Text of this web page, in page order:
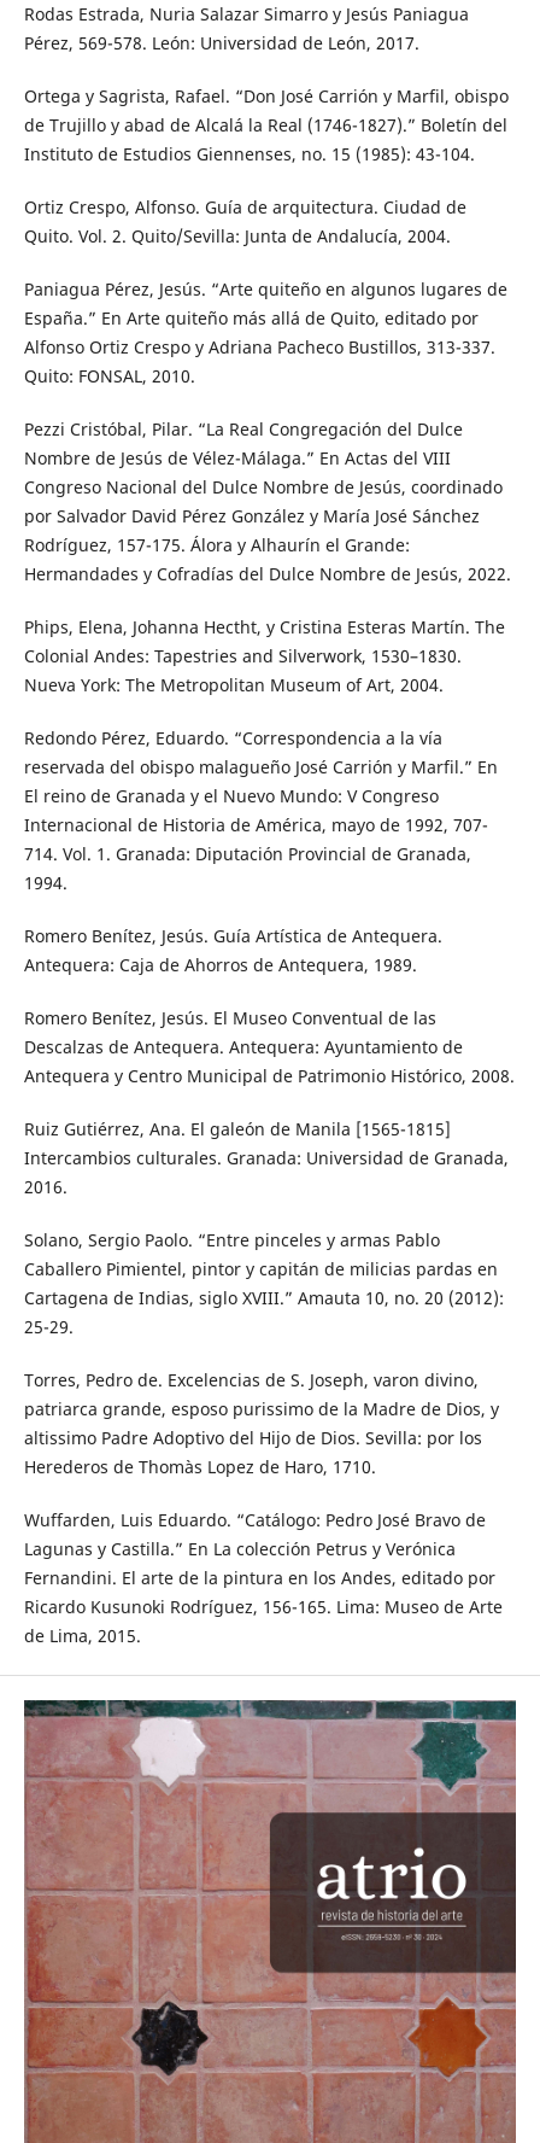
Rodas Estrada, Nuria Salazar Simarro y Jesús Paniagua
Pérez, 569-578. León: Universidad de León, 2017.
Ortega y Sagrista, Rafael. “Don José Carrión y Marfil, obispo
de Trujillo y abad de Alcalá la Real (1746-1827).” Boletín del
Instituto de Estudios Giennenses, no. 15 (1985): 43-104.
Ortiz Crespo, Alfonso. Guía de arquitectura. Ciudad de
Quito. Vol. 2. Quito/Sevilla: Junta de Andalucía, 2004.
Paniagua Pérez, Jesús. “Arte quiteño en algunos lugares de
España.” En Arte quiteño más allá de Quito, editado por
Alfonso Ortiz Crespo y Adriana Pacheco Bustillos, 313-337.
Quito: FONSAL, 2010.
Pezzi Cristóbal, Pilar. “La Real Congregación del Dulce
Nombre de Jesús de Vélez-Málaga.” En Actas del VIII
Congreso Nacional del Dulce Nombre de Jesús, coordinado
por Salvador David Pérez González y María José Sánchez
Rodríguez, 157-175. Álora y Alhaurín el Grande:
Hermandades y Cofradías del Dulce Nombre de Jesús, 2022.
Phips, Elena, Johanna Hectht, y Cristina Esteras Martín. The
Colonial Andes: Tapestries and Silverwork, 1530–1830.
Nueva York: The Metropolitan Museum of Art, 2004.
Redondo Pérez, Eduardo. “Correspondencia a la vía
reservada del obispo malagueño José Carrión y Marfil.” En
El reino de Granada y el Nuevo Mundo: V Congreso
Internacional de Historia de América, mayo de 1992, 707-
714. Vol. 1. Granada: Diputación Provincial de Granada,
1994.
Romero Benítez, Jesús. Guía Artística de Antequera.
Antequera: Caja de Ahorros de Antequera, 1989.
Romero Benítez, Jesús. El Museo Conventual de las
Descalzas de Antequera. Antequera: Ayuntamiento de
Antequera y Centro Municipal de Patrimonio Histórico, 2008.
Ruiz Gutiérrez, Ana. El galeón de Manila [1565-1815]
Intercambios culturales. Granada: Universidad de Granada,
2016.
Solano, Sergio Paolo. “Entre pinceles y armas Pablo
Caballero Pimientel, pintor y capitán de milicias pardas en
Cartagena de Indias, siglo XVIII.” Amauta 10, no. 20 (2012):
25-29.
Torres, Pedro de. Excelencias de S. Joseph, varon divino,
patriarca grande, esposo purissimo de la Madre de Dios, y
altissimo Padre Adoptivo del Hijo de Dios. Sevilla: por los
Herederos de Thomàs Lopez de Haro, 1710.
Wuffarden, Luis Eduardo. “Catálogo: Pedro José Bravo de
Lagunas y Castilla.” En La colección Petrus y Verónica
Fernandini. El arte de la pintura en los Andes, editado por
Ricardo Kusunoki Rodríguez, 156-165. Lima: Museo de Arte
de Lima, 2015.